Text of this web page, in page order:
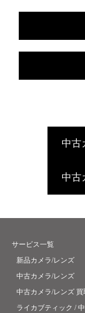
中古
中古
サービス一覧
新品カメラ/レンズ
中古カメラ/レンズ
中古カメラ/レンズ 買
ライカブティック /